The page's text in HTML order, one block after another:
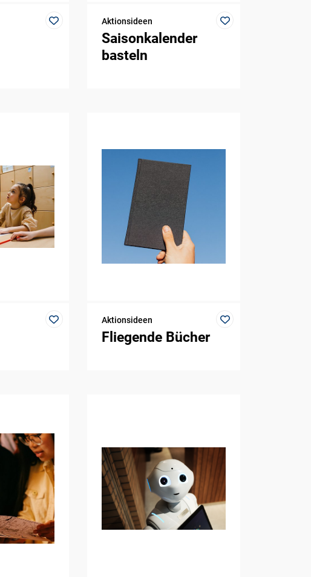
Aktionsideen
Saisonkalender
basteln
Aktionsideen
Fliegende Bücher